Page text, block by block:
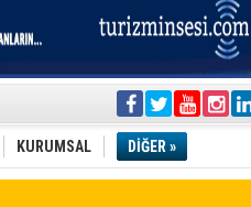
KURUMSAL DİĞER »